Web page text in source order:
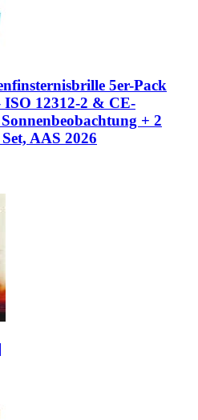
5er-Pack
12312-2 & CE-
+ 2
AAS 2026